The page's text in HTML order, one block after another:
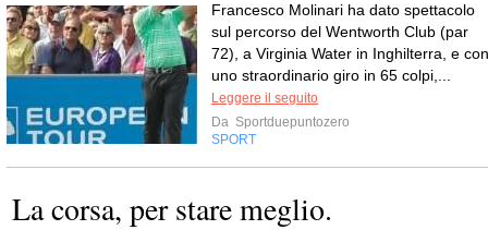
Francesco Molinari ha dato spettacolo
sul percorso del Wentworth Club (par
72), a Virginia Water in Inghilterra, e con
uno straordinario giro in 65 colpi,...
Leggere il seguito
Da Sportduepuntozero
SPORT
La corsa, per stare meglio.